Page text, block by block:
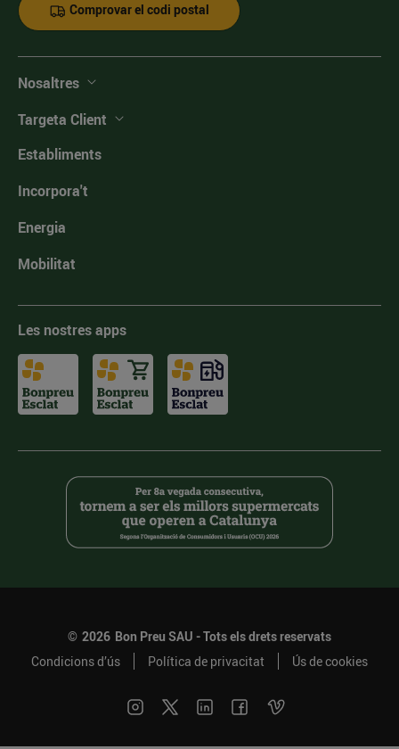
Comprovar el codi postal
Nosaltres
Targeta Client
Establiments
Incorpora't
Energia
Mobilitat
Les nostres apps
© 2026 Bon Preu SAU - Tots els drets reservats
Condicions d’ús
Política de privacitat Ús de cookies